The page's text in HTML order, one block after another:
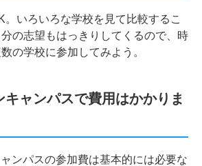
。いろいろな学校を見て比較するこ
の志望もはっきりしてくるので、時
の学校に参加してみよう。
キャンパスで費用はかかりま
ンパスの参加費は基本的には必要な